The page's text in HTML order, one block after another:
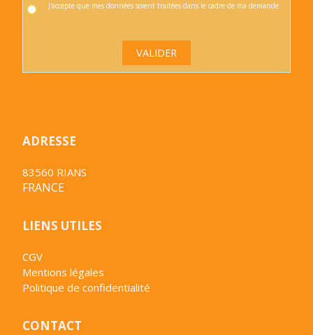
J'accepte que mes données soient traitées dans le cadre de ma demande
VALIDER
ADRESSE
83560 RIANS
FRANCE
LIENS UTILES
CGV
Mentions légales
Politique de confidentialité
CONTACT